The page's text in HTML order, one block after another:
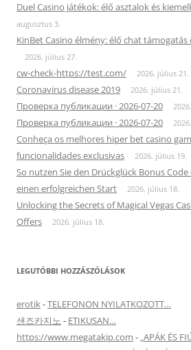
Duel Casino játékok: élő asztalok és
augusztus 3.
KinBet Casino élmény: élő chat
2026. július 27.
cw-check-https://test.com/ 2026. július 21.
Coronavirus disease 2019 2026. július 21.
Проверка публикации · 2026-07-20
Проверка публикации · 2026-07-20
Conheça os melhores hiper bet casino
funcionalidades exclusivas
2026. július 19.
So nutzen Sie den Drückglück Bonus
einen erfolgreichen Start
2026. július 18.
Unlocking the Secrets of Magical Vegas
Offers
2026. július 18.
LEGUTÓBBI HOZZÁSZÓLÁSOK
erotik-TELEFONON NYILATKOZOTT…
샌즈카지노 - ETIKUSAN…
https://www.megatakip.com - „APÁK ÉS